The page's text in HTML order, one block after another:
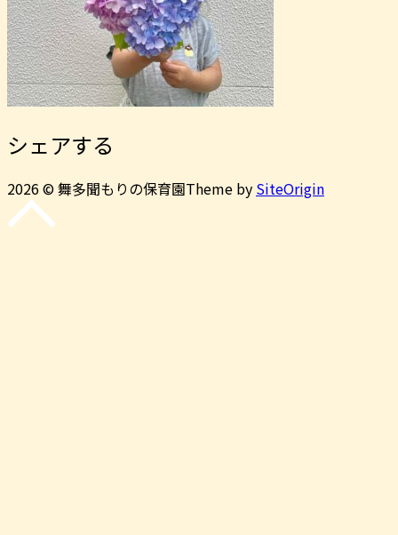
シェアする
2026 © 舞多聞もりの保育園Theme by SiteOrigin
先
頭